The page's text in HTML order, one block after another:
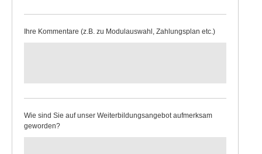
Ihre Kommentare (z.B. zu Modulauswahl, Zahlungsplan etc.)
Wie sind Sie auf unser Weiterbildungsangebot aufmerksam
geworden?